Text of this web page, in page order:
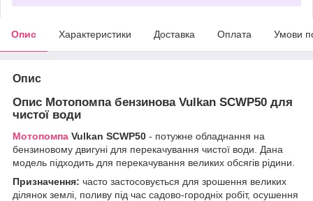
Опис Характеристики Доставка Оплата Умови
Опис
Опис Мотопомпа бензинова Vulkan SCWP50 для
чистої води
Мотопомпа Vulkan SCWP50 - потужне обладнання на
бензиновому двигуні для перекачування чистої води. Дана
модель підходить для перекачування великих обсягів рідини.
Призначення: часто застосовується для зрошення великих
ділянок землі, поливу під час садово-городніх робіт, осушення